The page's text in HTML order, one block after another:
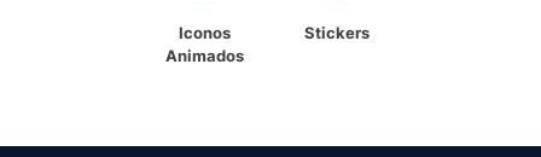
Iconos
Animados
Stickers